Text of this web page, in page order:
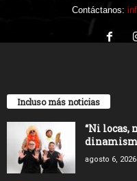
Contáctanos:
Incluso más noticias
“Ni locas,
agosto 6, 2026